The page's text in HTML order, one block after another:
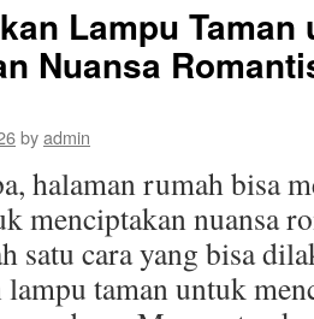
Lampu Taman
Nuansa
byadmin
halaman rumah bisa
menciptakan nuansa
satu cara yang bisa
taman untuk